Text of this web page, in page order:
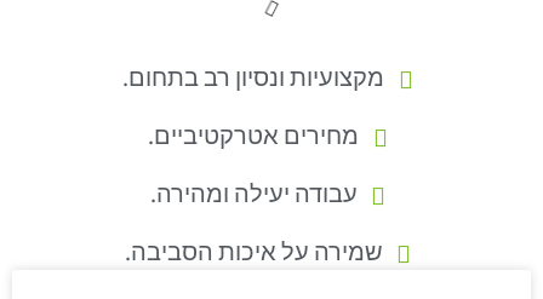
מקצועיות ונסיון רב בתחום.
מחירים אטרקטיביים.
עבודה יעילה ומהירה.
שמירה על איכות הסביבה.